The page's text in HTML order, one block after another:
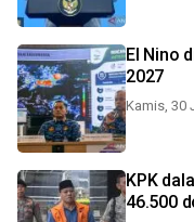
El Nino
2027
Kamis, 30
KPK
46.500